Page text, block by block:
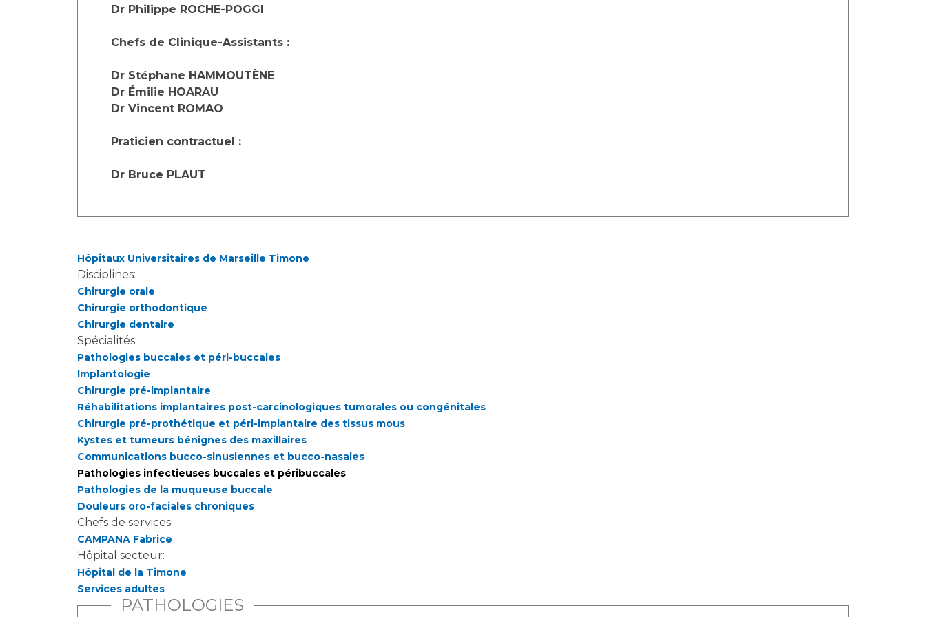
Laïcité et cultes
Livret d'accueil
Transports sanitaires
Vos droits, vos devoirs
Les structures de recherche
Dr Philippe ROCHE-POGGI
Chefs de Clinique-Assistants :
Dr Stéphane HAMMOUTÈNE
Dr Émilie HOARAU
Dr Vincent ROMAO
Praticien contractuel :
Dr Bruce PLAUT
Hôpitaux Universitaires de Marseille Timone
Disciplines:
Chirurgie orale
Chirurgie orthodontique
Chirurgie dentaire
Spécialités:
Pathologies buccales et péri-buccales
Implantologie
Chirurgie pré-implantaire
Réhabilitations implantaires post-carcinologiques tumorales ou congénitales
Chirurgie pré-prothétique et péri-implantaire des tissus mous
Kystes et tumeurs bénignes des maxillaires
Communications bucco-sinusiennes et bucco-nasales
Pathologies infectieuses buccales et péribuccales
Pathologies de la muqueuse buccale
Douleurs oro-faciales chroniques
Chefs de services:
CAMPANA Fabrice
Hôpital secteur:
Hôpital de la Timone
Services adultes
PATHOLOGIES